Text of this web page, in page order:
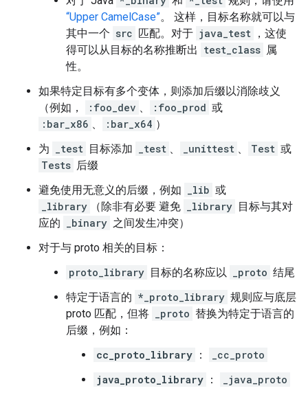
“Upper CamelCase”。 这样，目标名称就可以与
其中一个 src 匹配。对于 java_test ，这使
得可以从目标的名称推断出 test_class 属
性。
如果特定目标有多个变体，则添加后缀以消除歧义
（例如，
:foo_dev 、 :foo_prod 或
:bar_x86 、 :bar_x64 ）
为
_test 目标添加 _test 、 _unittest 、 Test 或
Tests 后缀
避免使用无意义的后缀，例如
_lib 或
_library
（除非有必要 避免 _library 目标与其对
应的
_binary 之间发生冲突）
对于与 proto 相关的目标：
proto_library 目标的名称应以 _proto 结尾
特定于语言的 *_proto_library 规则应与底层
proto 匹配，但将
_proto 替换为特定于语言的
后缀，例如：
cc_proto_library ：
_cc_proto
java_proto_library ：
_java_proto